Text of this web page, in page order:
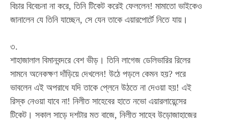
বিচার বিবেচনা না করে, তিনি টিকেট করেই ফেললেন! মামাতো ভাইকেও
জানালেন যে তিনি যাচ্ছেন, সে যেন তাকে এয়ারপোর্টে নিতে যায়।
৩.
শাহাজালাল বিমানবন্দরে বেশ ভীড়। তিনি লাগেজ ডেলিভারির রিলের
সামনে অনেকক্ষণ দাঁড়িয়ে দেখলেন! উঠে পড়লে কেমন হয়? পরে
ভাবলেন এই অপরাধে যদি তাকে প্লেনে উঠতে না দেওয়া হয়! এই
রিস্ক নেওয়া যাবে না! নিলীত সাহেবের হাতে নভো এয়ারলায়েন্সের
টিকেট। সকাল সাড়ে দশটার মত বাজে, নিলীত সাহেব উড়োজাহাজের